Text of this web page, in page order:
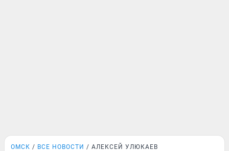
ОМСК ВСЕ НОВОСТИ АЛЕКСЕЙ УЛЮКАЕВ